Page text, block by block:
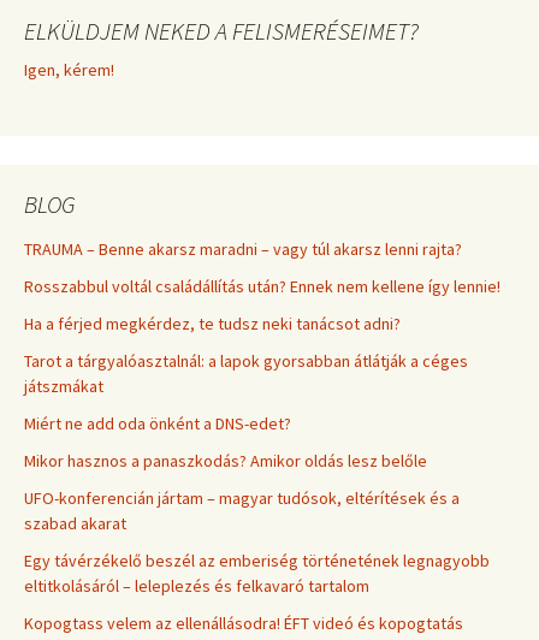
ELKÜLDJEM NEKED A FELISMERÉSEIMET?
Igen, kérem!
BLOG
TRAUMA – Benne akarsz maradni – vagy túl akarsz lenni rajta?
Rosszabbul voltál családállítás után? Ennek nem kellene így lennie!
Ha a férjed megkérdez, te tudsz neki tanácsot adni?
Tarot a tárgyalóasztalnál: a lapok gyorsabban átlátják a céges
játszmákat
Miért ne add oda önként a DNS-edet?
Mikor hasznos a panaszkodás? Amikor oldás lesz belőle
UFO-konferencián jártam – magyar tudósok, eltérítések és a
szabad akarat
Egy távérzékelő beszél az emberiség történetének legnagyobb
eltitkolásáról – leleplezés és felkavaró tartalom
Kopogtass velem az ellenállásodra! ÉFT videó és kopogtatás